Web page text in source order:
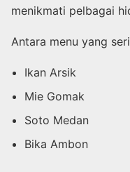
menikmati pelbagai
Antara menu yang
Ikan Arsik
Mie Gomak
Soto Medan
Bika Ambon